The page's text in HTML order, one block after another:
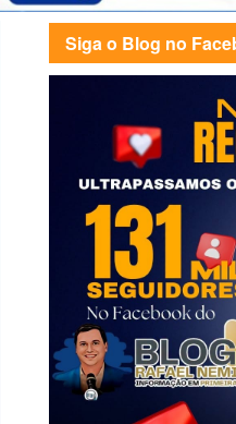
Siga o Blog no